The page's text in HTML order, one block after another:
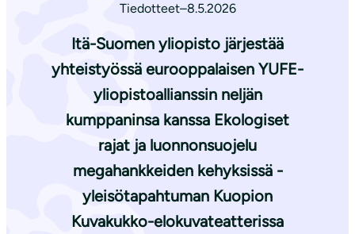
Tiedotteet–8.5.2026
Itä-Suomen yliopisto järjestää
yhteistyössä eurooppalaisen YUFE-
yliopistoallianssin neljän
kumppaninsa kanssa Ekologiset
rajat ja luonnonsuojelu
megahankkeiden kehyksissä -
yleisötapahtuman Kuopion
Kuvakukko-elokuvateatterissa